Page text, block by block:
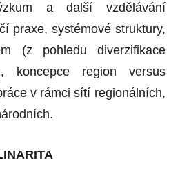
a další vzdělávání
praxe, systémové struktury,
(z pohledu diverzifikace
koncepce region versus
v rámci sítí regionálních,